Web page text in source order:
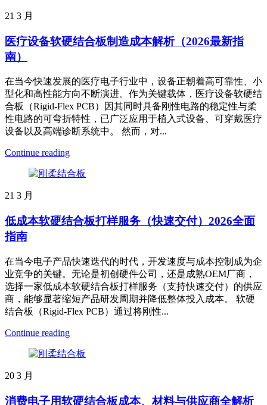
21 3 月
医疗设备软硬结合板制造成本解析（2026最新指
南）
在当今快速发展的医疗电子行业中，设备正朝着高可靠性、小
型化和高性能方向不断演进。作为关键载体，医疗设备软硬结
合板（Rigid-Flex PCB）因其同时具备刚性电路的稳定性与柔
性电路的可弯折特性，已广泛应用于植入式设备、可穿戴医疗
设备以及高端诊断系统中。 然而，对...
Continue reading
21 3 月
低成本软硬结合板打样服务（快速交付）2026全面
指南
在当今电子产品快速迭代的时代，开发速度与成本控制成为企
业竞争的关键。无论是初创硬件公司，还是成熟OEM厂商，
选择一家低成本软硬结合板打样服务（支持快速交付）的供应
商，能够显著缩短产品研发周期并降低整体投入成本。 软硬
结合板（Rigid-Flex PCB）通过将刚性...
Continue reading
20 3 月
消费电子用软硬结合板成本、材料与供应商全解析